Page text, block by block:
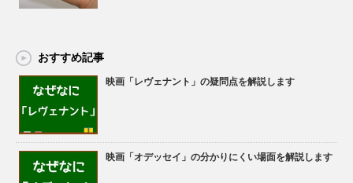
おすすめ記事
映画「レヴェナント」の疑問点を解説します
映画「オデッセイ」の分かりにくい場面を解説します